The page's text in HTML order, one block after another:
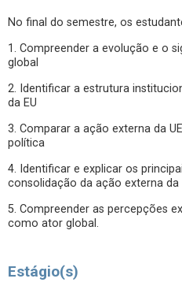
No final do semestre, os
1. Compreender a evolução e o
global
2. Identificar a estrutura
da EU
3. Comparar a ação externa da
política
4. Identificar e explicar os
consolidação da ação externa da
5. Compreender as percepções
como ator global.
Estágio(s)